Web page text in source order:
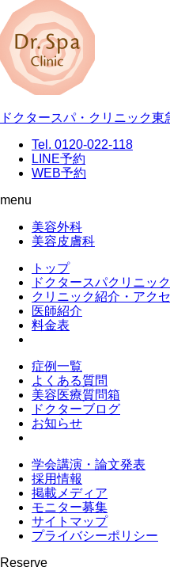
ドクタースパ・クリニック東
Tel. 0120-022-118
LINE予約
WEB予約
menu
美容外科
美容皮膚科
トップ
ドクタースパクリニッ
クリニック紹介・アク
医師紹介
料金表
症例一覧
よくある質問
美容医療質問箱
ドクターブログ
お知らせ
学会講演・論文発表
採用情報
掲載メディア
モニター募集
サイトマップ
プライバシーポリシー
Reserve